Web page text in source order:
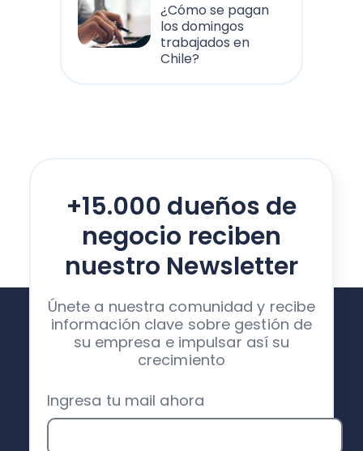
¿Cómo se pagan
los domingos
trabajados en
Chile?
+15.000 dueños de
negocio reciben
nuestro Newsletter
Únete a nuestra comunidad y recibe
información clave sobre gestión de
su empresa e impulsar así su
crecimiento
Ingresa tu mail ahora